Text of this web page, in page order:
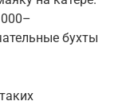
бухты